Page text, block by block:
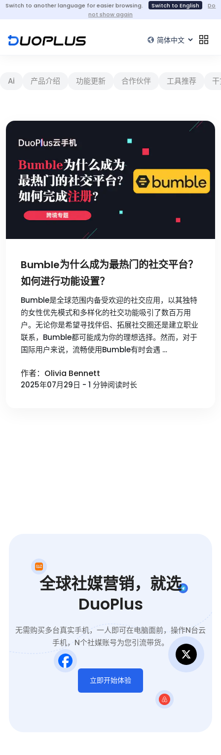
Switch to another language for easier browsing. Switch to English
Do
not show again
Ai 产品介绍 功能更新 合作伙伴 工具推荐
Bumble为什么成为最热门的社交平台？
如何进行功能设置？
Bumble是全球范围内备受欢迎的社交应用，以其独特
的女性优先模式和多样化的社交功能吸引了数百万用
户。无论你是希望寻找伴侣、拓展社交圈还是建立职业
联系，Bumble都可能成为你的理想选择。然而，对于
国际用户来说，流畅使用Bumble有时会遇 …
作者：Olivia Bennett
2025年07月29日 - 1 分钟阅读时长
全球社媒营销，就选
DuoPlus
无需购买多台真实手机，一人即可在电脑面前，操作N台云
手机，N个社媒账号为您引流带货。
立即开始体验